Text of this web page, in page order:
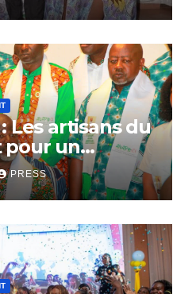
Les artisans du
pour un
PRESS